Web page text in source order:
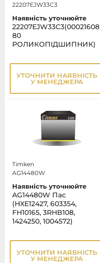
22207EJW33C3
Наявність уточнюйте
22207EJW33C3(00021608
80
РОЛИКОПІДШИПНИК)
УТОЧНИТИ НАЯВНІСТЬ
У МЕНЕДЖЕРА
Timken
AG14480W
Наявність уточнюйте
AG14480W Пас
(HXE12427, 603354,
FH10165, 3RHB108,
1424250, 1004572)
УТОЧНИТИ НАЯВНІСТЬ
У МЕНЕДЖЕРА